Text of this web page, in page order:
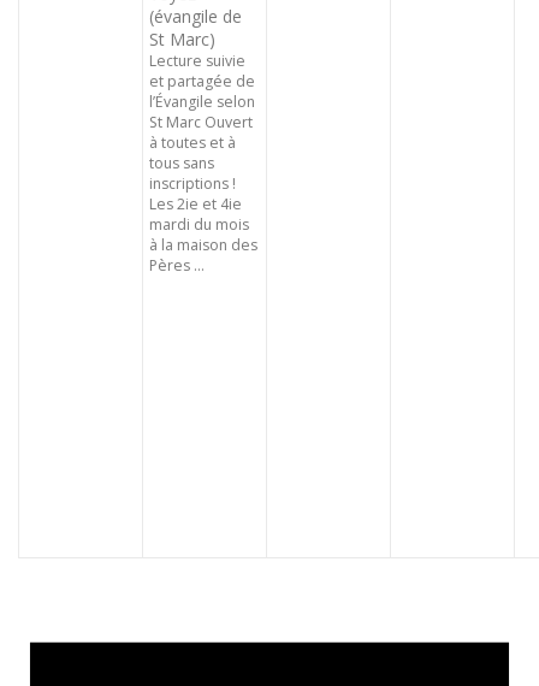
(évangile de
St Marc)
Lecture suivie
et partagée de
l’Évangile selon
St Marc Ouvert
à toutes et à
tous sans
inscriptions !
Les 2ie et 4ie
mardi du mois
à la maison des
Pères ...